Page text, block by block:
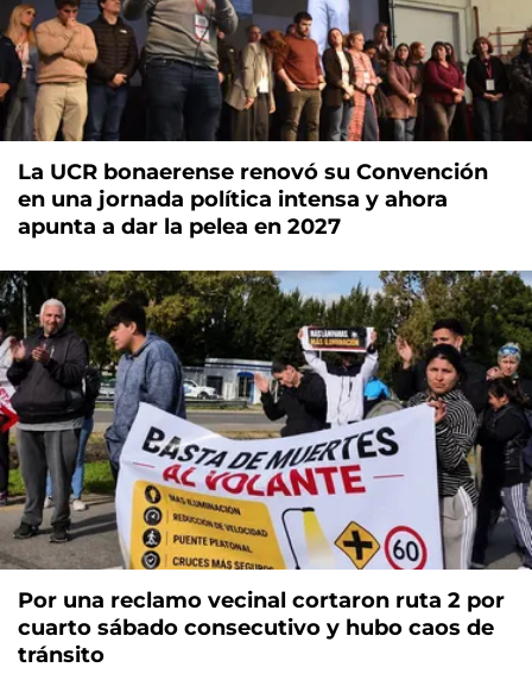
La UCR bonaerense renovó su Convención
en una jornada política intensa y ahora
apunta a dar la pelea en 2027
Por una reclamo vecinal cortaron ruta 2 por
cuarto sábado consecutivo y hubo caos de
tránsito